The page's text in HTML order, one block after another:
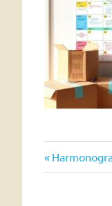
Previous
Post: